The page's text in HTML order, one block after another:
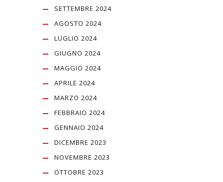
SETTEMBRE 2024
AGOSTO 2024
LUGLIO 2024
GIUGNO 2024
MAGGIO 2024
APRILE 2024
MARZO 2024
FEBBRAIO 2024
GENNAIO 2024
DICEMBRE 2023
NOVEMBRE 2023
OTTOBRE 2023